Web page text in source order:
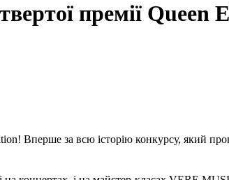
премії
Вперше за всю історію конкурcу, який